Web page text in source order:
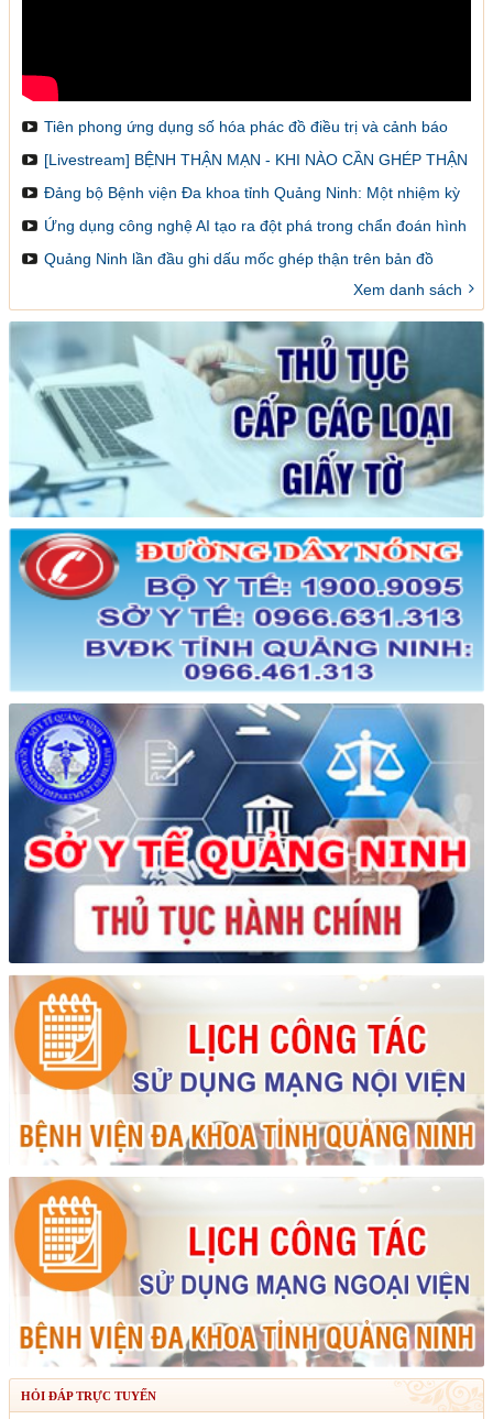
Tiên phong ứng dụng số hóa phác đồ điều trị và cảnh báo
dược lâm sàng
[Livestream] BỆNH THẬN MẠN - KHI NÀO CẦN GHÉP THẬN
VÀ LÀM SAO ĐỂ ĐĂNG KÝ GHÉP
Đảng bộ Bệnh viện Đa khoa tỉnh Quảng Ninh: Một nhiệm kỳ
đổi mới, sáng tạo và đột phá
Ứng dụng công nghệ AI tạo ra đột phá trong chẩn đoán hình
ảnh y khoa
Quảng Ninh lần đầu ghi dấu mốc ghép thận trên bản đồ
Xem danh sách
HỎI ĐÁP TRỰC TUYẾN